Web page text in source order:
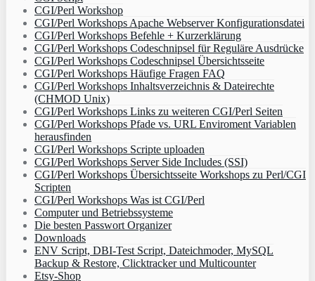
CGI/Perl Workshop
CGI/Perl Workshops Apache Webserver Konfigurationsdatei
CGI/Perl Workshops Befehle + Kurzerklärung
CGI/Perl Workshops Codeschnipsel für Reguläre Ausdrücke
CGI/Perl Workshops Codeschnipsel Übersichtsseite
CGI/Perl Workshops Häufige Fragen FAQ
CGI/Perl Workshops Inhaltsverzeichnis & Dateirechte
(CHMOD Unix)
CGI/Perl Workshops Links zu weiteren CGI/Perl Seiten
CGI/Perl Workshops Pfade vs. URL Enviroment Variablen
herausfinden
CGI/Perl Workshops Scripte uploaden
CGI/Perl Workshops Server Side Includes (SSI)
CGI/Perl Workshops Übersichtsseite Workshops zu Perl/CGI
Scripten
CGI/Perl Workshops Was ist CGI/Perl
Computer und Betriebssysteme
Die besten Passwort Organizer
Downloads
ENV Script, DBI-Test Script, Dateichmoder, MySQL
Backup & Restore, Clicktracker und Multicounter
Etsy-Shop